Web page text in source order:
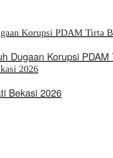
Dugaan Korupsi
Bekasi 2026